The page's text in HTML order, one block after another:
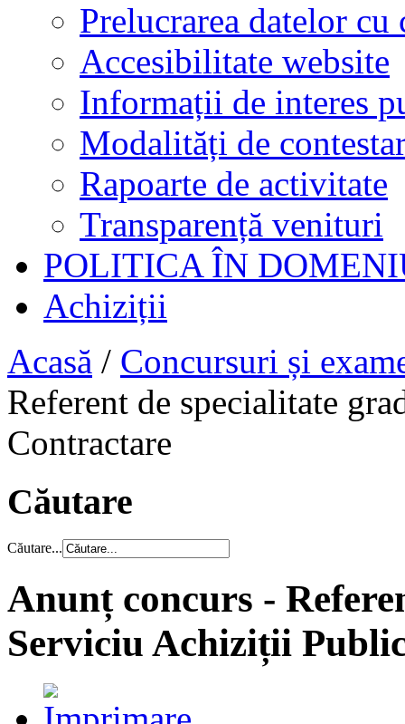
Prelucrarea datelor cu
Accesibilitate website
Informații de interes
Modalități de
Rapoarte de activitate
Transparență venituri
POLITICA ÎN
Achiziții
Acasă / Concursuri și
Referent de specialitate
Contractare
Căutare
Căutare...
Anunț concurs -
Serviciu Achiziții